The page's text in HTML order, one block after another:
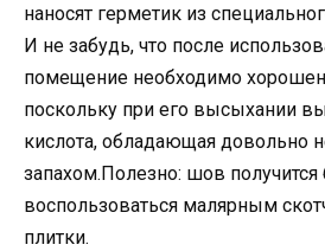
наносят герметик из
И не забудь, что после
помещение необходимо
поскольку при его высыхании
кислота, обладающая довольно
запахом.Полезно: шов
воспользоваться малярным
плитки.